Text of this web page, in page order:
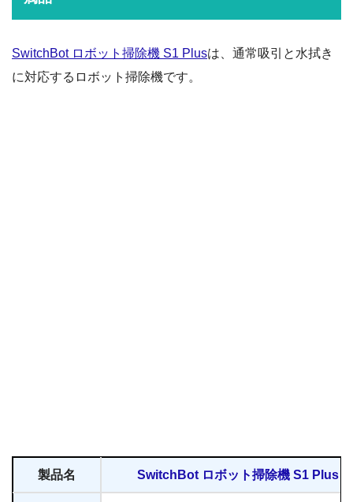
SwitchBot ロボット掃除機 S1 Plusは、通常吸引と水拭き
に対応するロボット掃除機です。
製品名 SwitchBot ロボット掃除機 S1 Plus